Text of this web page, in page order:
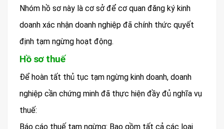
Nhóm hồ sơ này là cơ sở để cơ quan đăng ký kinh
doanh xác nhận doanh nghiệp đã chính thức quyết
định tạm ngừng hoạt động.
Hồ sơ thuế
Để hoàn tất thủ tục tạm ngừng kinh doanh, doanh
nghiệp cần chứng minh đã thực hiện đầy đủ nghĩa vụ
thuế:
Báo cáo thuế tạm ngừng: Bao gồm tất cả các loại